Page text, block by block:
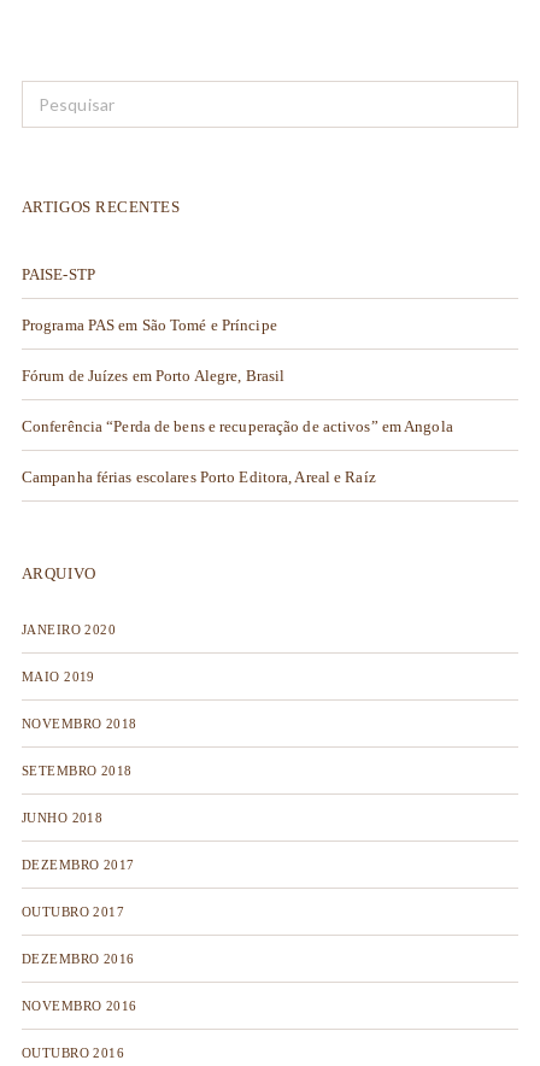
ARTIGOS RECENTES
PAISE-STP
Programa PAS em São Tomé e Príncipe
Fórum de Juízes em Porto Alegre, Brasil
Conferência “Perda de bens e recuperação de activos” em Angola
Campanha férias escolares Porto Editora, Areal e Raíz
ARQUIVO
JANEIRO 2020
MAIO 2019
NOVEMBRO 2018
SETEMBRO 2018
JUNHO 2018
DEZEMBRO 2017
OUTUBRO 2017
DEZEMBRO 2016
NOVEMBRO 2016
OUTUBRO 2016